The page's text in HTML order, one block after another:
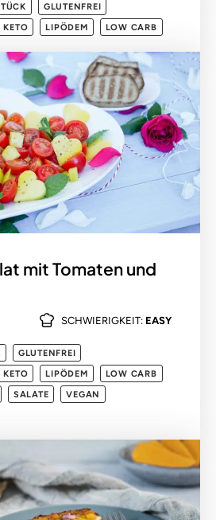
GLUTENFREI
KETO LIPÖDEM LOW CARB
mit Tomaten und
SCHWIERIGKEIT: EASY
GLUTENFREI
KETO LIPÖDEM
LOW CARB
SALATE
VEGAN